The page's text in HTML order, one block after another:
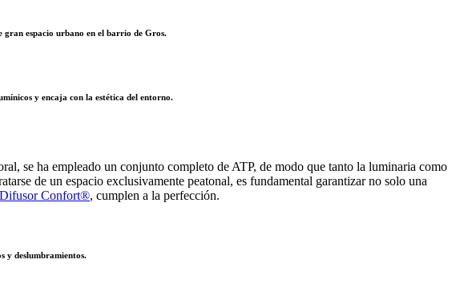
espacio urbano en el barrio de Gros.
y encaja con la estética del entorno.
se ha empleado un conjunto completo de ATP, de modo que tanto la luminaria como
de un espacio exclusivamente peatonal, es fundamental garantizar no solo una
Difusor Confort®, cumplen a la perfección.
y deslumbramientos.